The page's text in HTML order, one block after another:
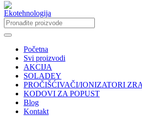
Početna
Svi proizvodi
AKCIJA
SOLADEY
PROČIŠĆIVAČI/IONIZATORI
KODOVI ZA POPUST
Blog
Kontakt